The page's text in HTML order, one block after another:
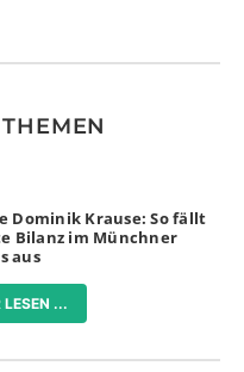
Dominik Krause: So fällt
Bilanz im Münchner
aus
LESEN ...